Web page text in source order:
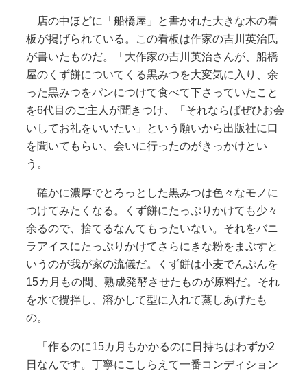
店の中ほどに「船橋屋」と書かれた大きな木の看
板が掲げられている。この看板は作家の吉川英治氏
が書いたものだ。「大作家の吉川英治さんが、船橋
屋のくず餅についてくる黒みつを大変気に入り、余
った黒みつをパンにつけて食べて下さっていたこと
を6代目のご主人が聞きつけ、「それならばぜひお会
いしてお礼をいいたい」という願いから出版社に口
を聞いてもらい、会いに行ったのがきっかけとい
う。
確かに濃厚でとろっとした黒みつは色々なモノに
つけてみたくなる。くず餅にたっぷりかけても少々
余るので、捨てるなんてもったいない。それをバニ
ラアイスにたっぷりかけてさらにきな粉をまぶすと
いうのが我が家の流儀だ。くず餅は小麦でんぷんを
15カ月もの間、熟成発酵させたものが原料だ。それ
を水で攪拌し、溶かして型に入れて蒸しあげたも
の。
「作るのに15カ月もかかるのに日持ちはわずか2
日なんです。丁寧にこしらえて一番コンディション